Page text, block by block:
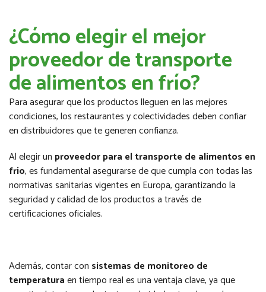
¿Cómo elegir el mejor
proveedor de transporte
de alimentos en frío?
Para asegurar que los productos lleguen en las mejores
condiciones, los restaurantes y colectividades deben confiar
en distribuidores que te generen confianza.
Al elegir un proveedor para el transporte de alimentos en
frío, es fundamental asegurarse de que cumpla con todas las
normativas sanitarias vigentes en Europa, garantizando la
seguridad y calidad de los productos a través de
certificaciones oficiales.
Además, contar con sistemas de monitoreo de
temperaturaen tiempo real es una ventaja clave, ya que